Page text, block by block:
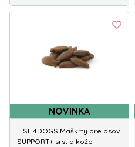
NOVINKA
FISH4DOGS Maškrty pre psov
SUPPORT+ srst a kože